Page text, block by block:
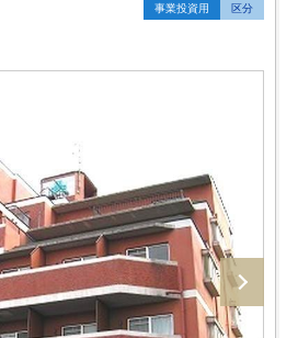
事業投資用 区分